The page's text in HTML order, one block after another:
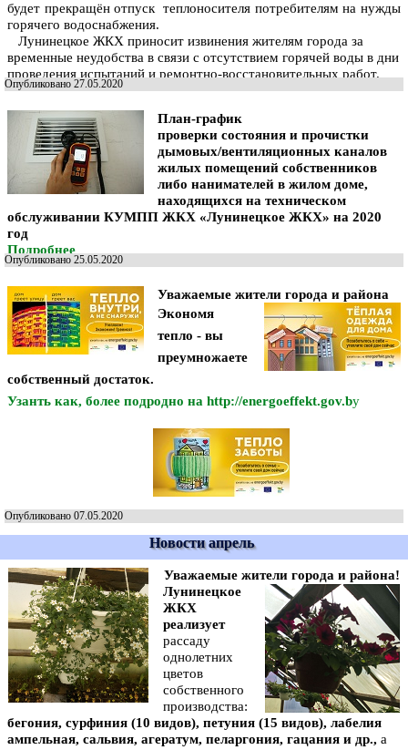
будет прекращён отпуск теплоносителя потребителям на нужды
горячего водоснабжения.
Лунинецкое ЖКХ приносит извинения жителям города за
временные неудобства в связи с отсутствием горячей воды в дни
проведения испытаний и ремонтно-восстановительных работ.
Опубликовано 27.05.2020
План-график
проверки состояния и прочистки
дымовых/вентиляционных каналов
жилых помещений собственников
либо нанимателей в жилом доме,
находящихся на техническом
обслуживании КУМПП ЖКХ «Лунинецкое ЖКХ» на 2020
год
Подробнее
Опубликовано 25.05.2020
Уважаемые жители города и района
Экономя
тепло - вы
преумножаете
собственный достаток.
Узанть как, более подродно на http://energoeffekt.gov.by
Опубликовано 07.05.2020
Новости апрель
Уважаемые жители города и района!
Лунинецкое
ЖКХ
реализует
рассаду
однолетних
цветов
собственного
производства:
бегония, сурфиния (10 видов), петуния (15 видов), лабелия
ампельная, сальвия, агератум, пеларгония, гацания и др., а